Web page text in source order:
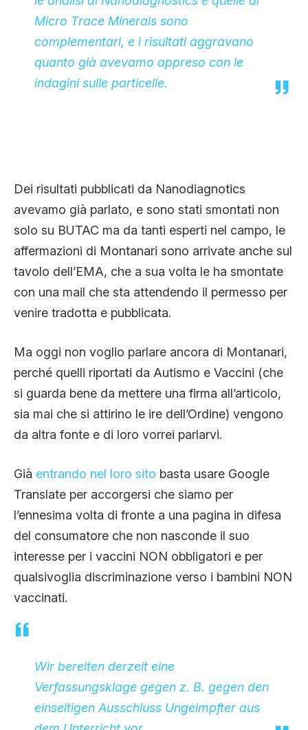
Micro Trace Minerals sono
complementari, e i risultati aggravano
quanto già avevamo appreso con le
indagini sulle particelle.
Dei risultati pubblicati da Nanodiagnotics
avevamo già parlato, e sono stati smontati non
solo su BUTAC ma da tanti esperti nel campo, le
affermazioni di Montanari sono arrivate anche sul
tavolo dell’EMA, che a sua volta le ha smontate
con una mail che sta attendendo il permesso per
venire tradotta e pubblicata.
Ma oggi non voglio parlare ancora di Montanari,
perché quelli riportati da Autismo e Vaccini (che
si guarda bene da mettere una firma all’articolo,
sia mai che si attirino le ire dell’Ordine) vengono
da altra fonte e di loro vorrei parlarvi.
Già entrando nel loro sito basta usare Google
Translate per accorgersi che siamo per
l’ennesima volta di fronte a una pagina in difesa
del consumatore che non nasconde il suo
interesse per i vaccini NON obbligatori e per
qualsivoglia discriminazione verso i bambini NON
vaccinati.
Wir bereiten derzeit eine
Verfassungsklage gegen z. B. gegen den
einseitigen Ausschluss Ungeimpfter aus